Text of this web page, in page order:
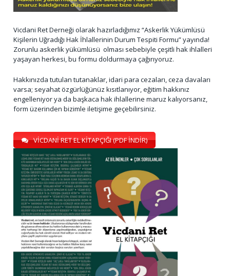
Vicdani Ret Derneği olarak hazırladığımız “Askerlik Yükümlüsü
Kişilerin Uğradığı Hak İhlallerinin Durum Tespiti Formu” yayında!
Zorunlu askerlik yükümlüsü olması sebebiyle çeşitli hak ihlalleri
yaşayan herkesi, bu formu doldurmaya çağırıyoruz.
Hakkınızda tutulan tutanaklar, idari para cezaları, ceza davaları
varsa; seyahat özgürlüğünüz kısıtlanıyor, eğitim hakkınız
engelleniyor ya da başkaca hak ihlallerine maruz kalıyorsanız,
form üzerinden bizimle iletişime geçebilirsiniz.
VİCDANİ RET EL KİTAPÇIĞI (PDF İNDİR)